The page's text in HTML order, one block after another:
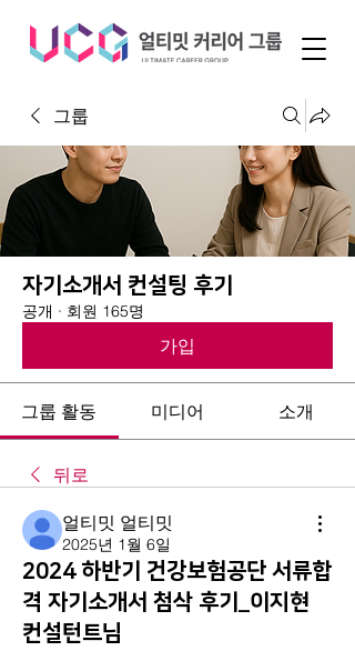
그룹
자기소개서 컨설팅 후기
공개 · 회원 165명
가입
그룹 활동 미디어 소개
뒤로
얼티밋 얼티밋
2025년 1월 6일
2024 하반기 건강보험공단 서류합
격 자기소개서 첨삭 후기_이지현
컨설턴트님